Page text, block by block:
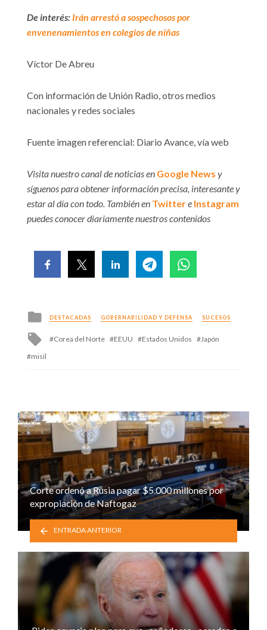
De interés: Irán arrestó a sospechosos por
envenenamientos en colegios de niñas
Víctor De Abreu
Con información de Unión Radio, otros medios
nacionales y redes sociales
Fuente imagen referencial: Diario Avance, vía web
Visita nuestro canal de noticias en Google News y
síguenos para obtener información precisa, interesante y
estar al día con todo. También en Twittere Instagram
puedes conocer diariamente nuestros contenidos
Posted
in
DESTACADAS GOBERNABILIDAD Y DEFENSA SUCESOS
Tagged
Corea del Norte EEUU Estados Unidos
Japón
misil
Corte ordenó a Rusia pagar $5.000 millones por
expropiación de Naftogaz
ENTRADA ANTERIOR